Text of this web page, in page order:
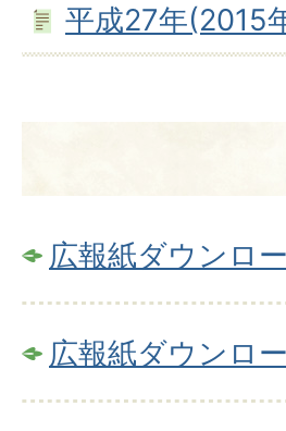
平成27年(2015
広報紙ダウンロ
広報紙ダウンロ